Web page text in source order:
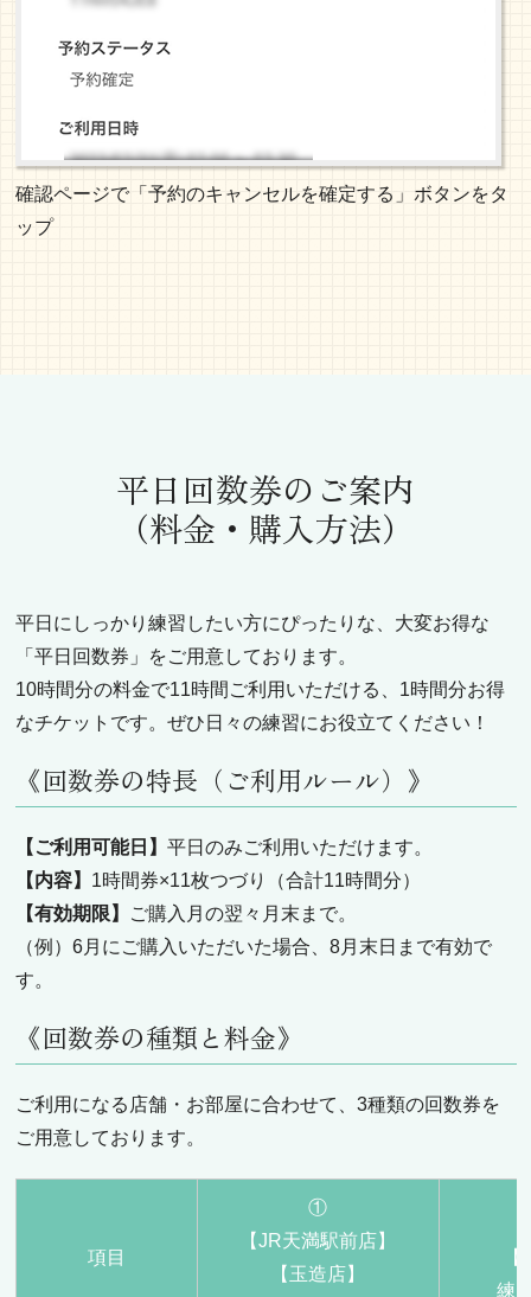
確認ページで「予約のキャンセルを確定する」ボタンをタ
ップ
平日回数券のご案内
（料金・購入方法）
平日にしっかり練習したい方にぴったりな、大変お得な
「平日回数券」をご用意しております。
10時間分の料金で11時間ご利用いただける、1時間分お得
なチケットです。ぜひ日々の練習にお役立てください！
《回数券の特長（ご利用ルール）》
【ご利用可能日】 平日のみご利用いただけます。
【内容】 1時間券×11枚つづり（合計11時間分）
【有効期限】
ご購入月の翌々月末まで。
（例）6月にご購入いただいた場合、8月末日まで有効で
す。
《回数券の種類と料金》
ご利用になる店舗・お部屋に合わせて、3種類の回数券を
ご用意しております。
項目
①
【JR天満駅前店】
【玉造店】
練